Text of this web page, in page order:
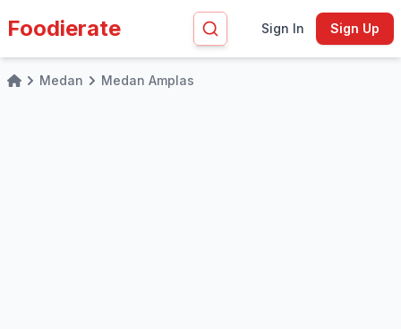
Foodierate Sign In Sign Up
HomeMedan Medan Amplas